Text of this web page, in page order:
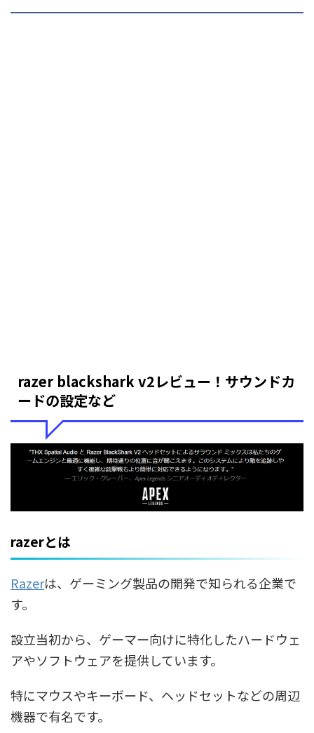
razer blackshark v2レビュー！サウンドカ
ードの設定など
razerとは
Razerは、ゲーミング製品の開発で知られる企業で
す。
設立当初から、ゲーマー向けに特化したハードウェ
アやソフトウェアを提供しています。
特にマウスやキーボード、ヘッドセットなどの周辺
機器で有名です。